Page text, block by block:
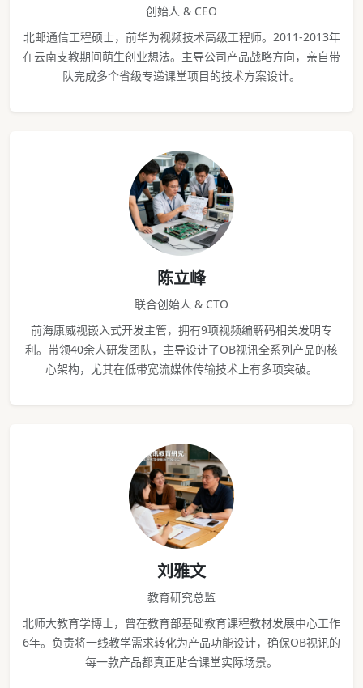
创始人 & CEO
北邮通信工程硕士，前华为视频技术高级工程师。2011-2013年
在云南支教期间萌生创业想法。主导公司产品战略方向，亲自带
队完成多个省级专递课堂项目的技术方案设计。
陈立峰
联合创始人 & CTO
前海康威视嵌入式开发主管，拥有9项视频编解码相关发明专
利。带领40余人研发团队，主导设计了OB视讯全系列产品的核
心架构，尤其在低带宽流媒体传输技术上有多项突破。
刘雅文
教育研究总监
北师大教育学博士，曾在教育部基础教育课程教材发展中心工作
6年。负责将一线教学需求转化为产品功能设计，确保OB视讯的
每一款产品都真正贴合课堂实际场景。